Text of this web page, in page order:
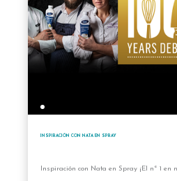
INSPIRACIÓN CON NATA EN SPRAY
Inspiración con Nata en Spray ¡El nº 1 en